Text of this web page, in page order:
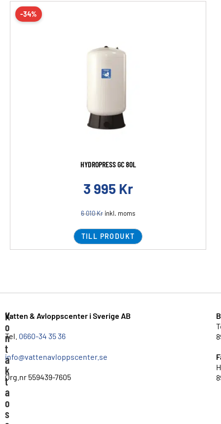
-34%
HYDROPRESS GC 80L
3 995 Kr
6 010Kr inkl. moms
TILL PRODUKT
K
o
n
t
a
k
t
a
o
s
Vatten & Avloppscenter i Sverige AB
Tel. 0660-34 35 36
info@vattenavloppscenter.se
Org.nr 559439-7605